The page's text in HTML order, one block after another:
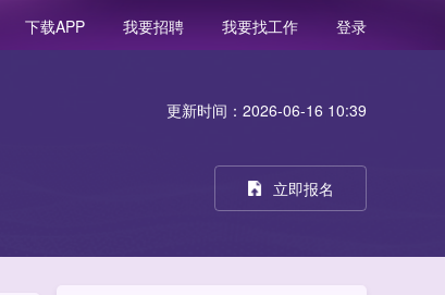
下载APP 我要招聘 我要找工作 登录
更新时间：2026-06-16 10:39
立即报名